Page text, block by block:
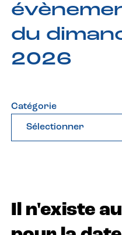
du
2026
Catégorie
Sélectionner
Il n'existe